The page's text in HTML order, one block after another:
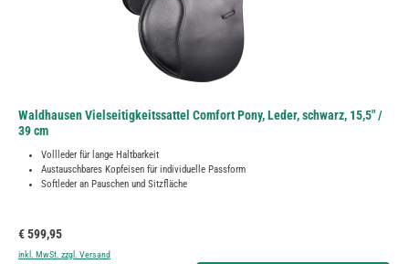
Waldhausen Vielseitigkeitssattel Comfort Pony, Leder, schwarz, 15,5" /
39 cm
Vollleder für lange Haltbarkeit
Austauschbares Kopfeisen für individuelle Passform
Softleder an Pauschen und Sitzfläche
Regulärer Preis:
€ 599,95
inkl. MwSt. zzgl. Versand